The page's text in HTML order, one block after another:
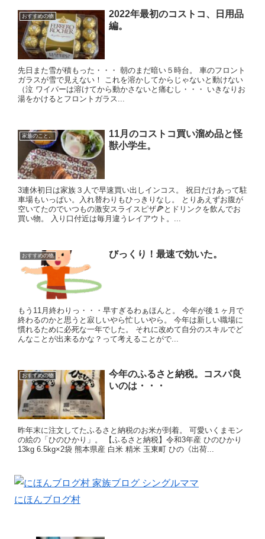
おすすめの物
2022年最初のコストコ、日用品
編。
先日また雪が積もった・・・ 朝のまだ暗い５時台。 車のフロント
ガラスが雪で見えない！ これを溶かしてからじゃないと動けない
（泣 ワイパーは溶けてから動かさないと痛むし・・・ いきなりお
湯をかけるとフロントガラス...
家族のこと。
11月のコストコ買い溜め品と怪
獣小学生。
3連休初日は家族３人で早速買い出しインコス。 祝日だけあって駐
車場もいっぱい。入れ替わりもひっきりなし。 とりあえずお腹が
空いてたのでいつもの激安スライスピザ🍕とドリンクを飲んでお
買い物。 入り口付近は毎月違うレイアウト。...
おすすめの物 びっくり！最速で効いた。
もう11月終わりっ・・・早すぎるわぁほんと。 今年が後１ヶ月で
終わるのかと思うと寂しいやら忙しいやら。 今年は新しい職場に
慣れるために必死な一年でした。 それに改めて自分のスキルでど
んなことが出来るかな？って考えることがで...
おすすめの物
今年のふるさと納税。コスパ良
いのは・・・
昨年末に注文してたふるさと納税のお米が到着。 可愛いくまモン
の絵の「ひのひかり」。 【ふるさと納税】令和3年産 ひのひかり
13kg 6.5kg×2袋 熊本県産 白米 精米 玉東町 ひの《出荷...
にほんブログ村